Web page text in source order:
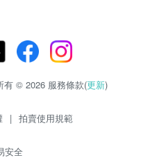
有 © 2026 服務條款(更新)
| 拍賣使用規範
安全